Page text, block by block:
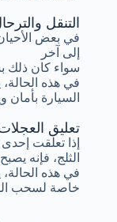
تعليق
إذا تعلقت
الثلج، فإنه
في هذه
خاصة لسحب
التنقل
في بعض
إلى آخر
سواء كان ذلك
في هذه
السيارة بأمان